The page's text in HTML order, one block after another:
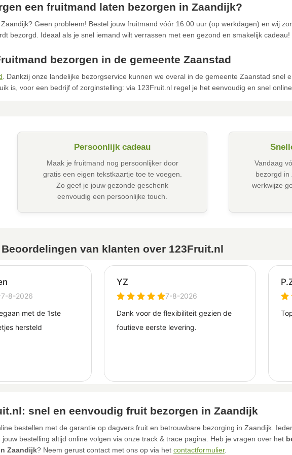
een fruitmand laten bezorgen in Zaandijk?
Geen probleem! Bestel jouw fruitmand vóór 16:00 uur (op werkdagen) en wij
bezorgd. Ideaal als je snel iemand wilt verrassen met een gezond en smakelijk cadeau!
bezorgen in de gemeente Zaanstad
. Dankzij onze landelijke bezorgservice kunnen we overal in de gemeente Zaanstad snel
is, voor een bedrijf of zorginstelling: via 123Fruit.nl regel je het eenvoudig en snel
Persoonlijk cadeau
Maak je fruitmand nog persoonlijker door
gratis een eigen tekstkaartje toe te voegen.
Zo geef je jouw gezonde geschenk
eenvoudig een persoonlijke touch.
Vandaag
bezorgd in
werkwijze
Beoordelingen van klanten over 123Fruit.nl
snel en eenvoudig fruit bezorgen in Zaandijk
bestellen met de garantie op dagvers fruit en betrouwbare bezorging in Zaandijk.
bestelling altijd online volgen via onze track & trace pagina. Heb je vragen over het
Zaandijk? Neem gerust contact met ons op via het contactformulier.